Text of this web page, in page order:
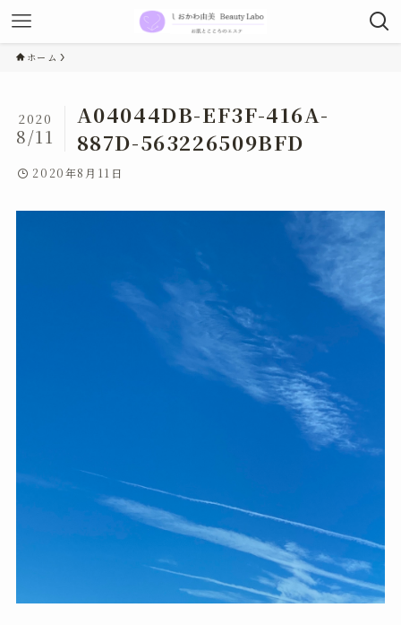
ホーム
A04044DB-EF3F-416A-
887D-563226509BFD
2020
8/11
2020年8月11日